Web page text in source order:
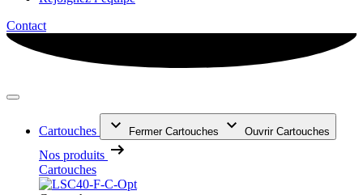
Contact
Cartouches Fermer Cartouches Ouvrir Cartouches
Nos produits
Cartouches